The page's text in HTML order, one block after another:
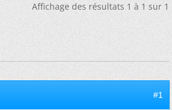
Affichage des résultats 1 à 1 sur 1
#1